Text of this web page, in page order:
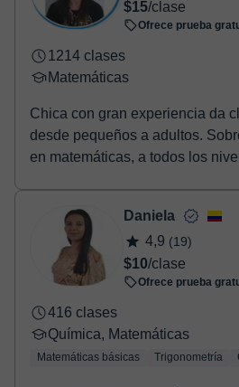
$15/clase
Ofrece prueba
1214 clases
Matemáticas
Chica con gran experiencia da
desde pequeños a adultos.
en matemáticas, a
Daniela
4,9 (19)
$10/clase
Ofrece prueba
416 clases
Química, Matemáticas
Matemáticas básicas Trigonometría